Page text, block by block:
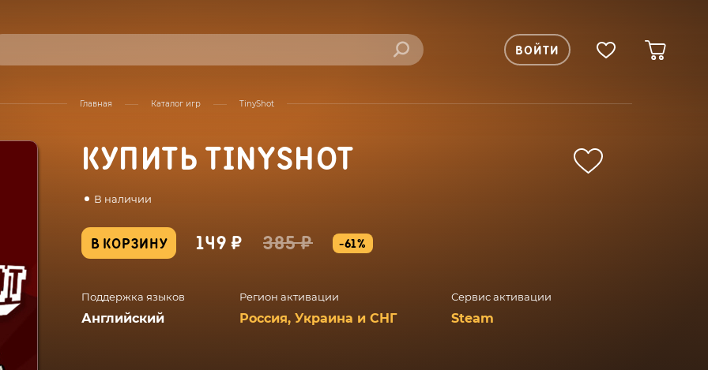
ВОЙТИ
Главная Каталог игр TinyShot
КУПИТЬ TINYSHOT
В наличии
В КОРЗИНУ 149 ₽ 385 ₽ -61%
Поддержка языков
Английский
Регион активации
Россия, Украина и СНГ
Сервис активации
Steam